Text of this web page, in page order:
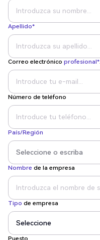
Apellido*
Correo electrónico profesional*.
Número de teléfono
País/Región
Nombre de la empresa
Tipo de empresa
Puesto